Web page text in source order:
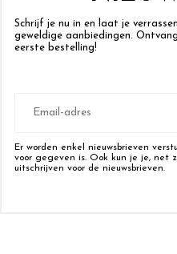
Schrijf je nu in en laat je
geweldige aanbiedingen.
eerste bestelling!
mailadres
Er worden enkel nieuwsbrieven
voor gegeven is. Ook kun je je, net
uitschrijven voor de nieuwsbrieven.